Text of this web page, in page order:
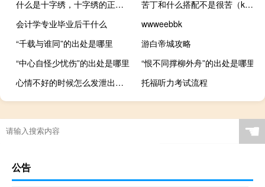
什么是十字绣，十字绣的正确绣法是怎样绣的？
苦丁和什么搭配不是很苦（k大还是m大）
会计学专业毕业后干什么
wwweebbk
“千载与谁同”的出处是哪里
游白帝城攻略
“中心自怪少忧伤”的出处是哪里
“恨不同撑柳外舟”的出处是哪里
心情不好的时候怎么发泄出来（心情不好的时候怎么办）
托福听力考试流程
大乐秀开奖结果（大乐秀开奖结果）
☚
公告